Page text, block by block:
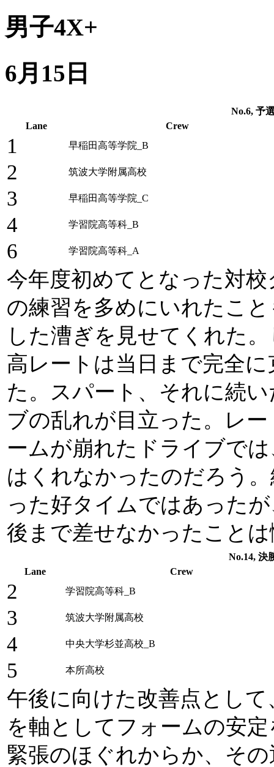
男子4X+
6月15日
No.6, 予
Lane
Crew
1 早稲田高等学院_B
2 筑波大学附属高校
3 早稲田高等学院_C
4 学習院高等科_B
6 学習院高等科_A
今年度初めてとなった対
の練習を多めにいれたこ
した漕ぎを見せてくれた
高レートは当日まで完全
た。スパート、それに続
ブの乱れが目立った。レ
ームが崩れたドライブで
はくれなかったのだろう
った好タイムではあった
後まで差せなかったこと
No.14, 決
Lane
Crew
2 学習院高等科_B
3 筑波大学附属高校
4 中央大学杉並高校_B
5 本所高校
午後に向けた改善点とし
を軸としてフォームの安
緊張のほぐれからか、そ